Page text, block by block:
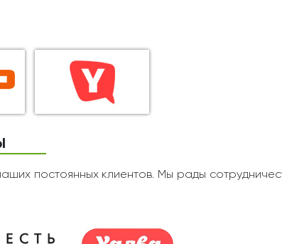
постоянных клиентов. Мы рады